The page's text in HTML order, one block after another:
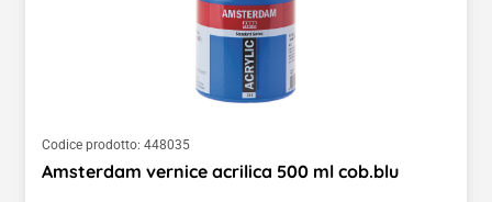
Codice prodotto: 448035
Amsterdam vernice acrilica 500 ml cob.blu